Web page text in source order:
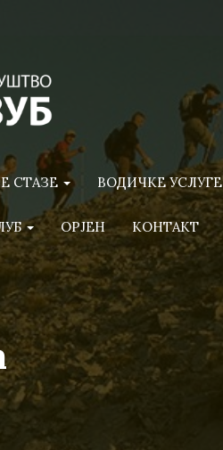
СТАЗЕ ВОДИЧКЕ УСЛУГЕ
ОРЈЕН КОНТАКТ